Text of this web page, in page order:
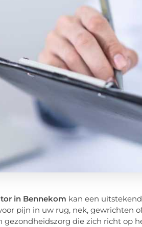
in Bennekom kan een
pijn in uw rug, nek, gewrichten
gezondheidszorg die zich richt op